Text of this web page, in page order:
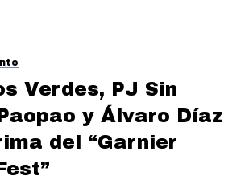
Verdes, PJ Sin
y Álvaro Díaz
del “Garnier